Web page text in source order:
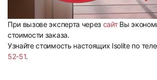
31
При вызове эксперта через сайтВы
стоимости заказа.
Узнайте стоимость настоящих Isolite по
52-51.